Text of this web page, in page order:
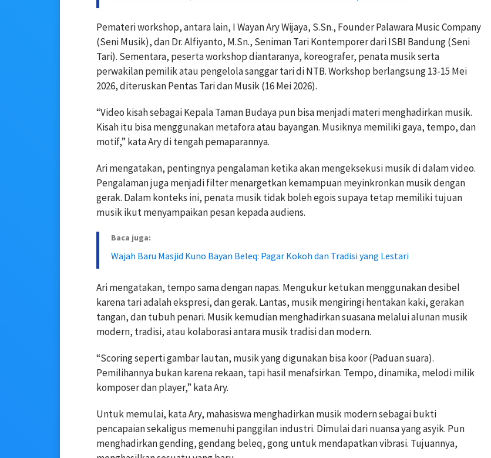
Pemateri workshop, antara lain, I Wayan Ary Wijaya, S.Sn., Founder Palawara Music Company
(Seni Musik), dan Dr. Alfiyanto, M.Sn., Seniman Tari Kontemporer dari ISBI Bandung (Seni
Tari). Sementara, peserta workshop diantaranya, koreografer, penata musik serta
perwakilan pemilik atau pengelola sanggar tari di NTB. Workshop berlangsung 13-15 Mei
2026, diteruskan Pentas Tari dan Musik (16 Mei 2026).
“Video kisah sebagai Kepala Taman Budaya pun bisa menjadi materi menghadirkan musik.
Kisah itu bisa menggunakan metafora atau bayangan. Musiknya memiliki gaya, tempo, dan
motif,” kata Ary di tengah pemaparannya.
Ari mengatakan, pentingnya pengalaman ketika akan mengeksekusi musik di dalam video.
Pengalaman juga menjadi filter menargetkan kemampuan meyinkronkan musik dengan
gerak. Dalam konteks ini, penata musik tidak boleh egois supaya tetap memiliki tujuan
musik ikut menyampaikan pesan kepada audiens.
Baca juga:
Wajah Baru Masjid Kuno Bayan Beleq: Pagar Kokoh dan Tradisi yang Lestari
Ari mengatakan, tempo sama dengan napas. Mengukur ketukan menggunakan desibel
karena tari adalah ekspresi, dan gerak. Lantas, musik mengiringi hentakan kaki, gerakan
tangan, dan tubuh penari. Musik kemudian menghadirkan suasana melalui alunan musik
modern, tradisi, atau kolaborasi antara musik tradisi dan modern.
“Scoring seperti gambar lautan, musik yang digunakan bisa koor (Paduan suara).
Pemilihannya bukan karena rekaan, tapi hasil menafsirkan. Tempo, dinamika, melodi milik
komposer dan player,” kata Ary.
Untuk memulai, kata Ary, mahasiswa menghadirkan musik modern sebagai bukti
pencapaian sekaligus memenuhi panggilan industri. Dimulai dari nuansa yang asyik. Pun
menghadirkan gending, gendang beleq, gong untuk mendapatkan vibrasi. Tujuannya,